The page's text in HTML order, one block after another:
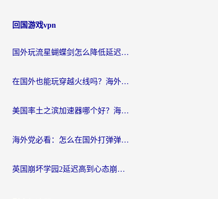
回国游戏vpn
国外玩流星蝴蝶剑怎么降低延迟？海外党必看的加速秘籍（含欧洲鸣潮&彩虹岛优化攻略）
在国外也能玩穿越火线吗？海外玩家国服游戏畅玩终极指南
美国率土之滨加速器哪个好？海外党国服游戏畅玩终极指南（附多游戏解决方案）
海外党必看：怎么在国外打弹弹堂不卡？番茄加速器亲测指南
英国崩坏学园2延迟高到心态崩？海外党国服游戏加速终极指南